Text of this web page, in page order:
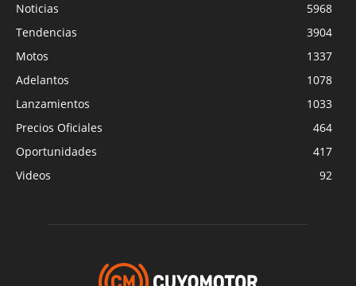
Noticias
5968
Tendencias
3904
Motos
1337
Adelantos
1078
Lanzamientos
1033
Precios Oficiales
464
Oportunidades
417
Videos
92